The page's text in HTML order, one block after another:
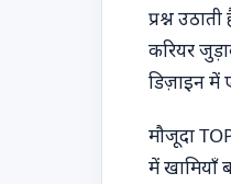
प्रश्न
करियर
डिज़ाइन में
मौजूदा
में खामियाँ